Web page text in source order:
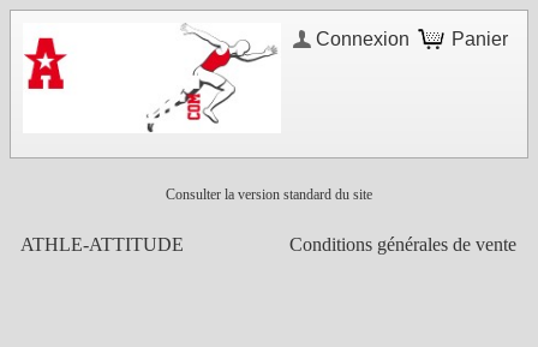
Panier
Connexion
Consulter la version standard du site
ATHLE-ATTITUDE Conditions générales de vente